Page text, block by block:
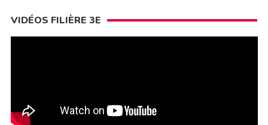
VIDÉOS FILIÈRE 3E